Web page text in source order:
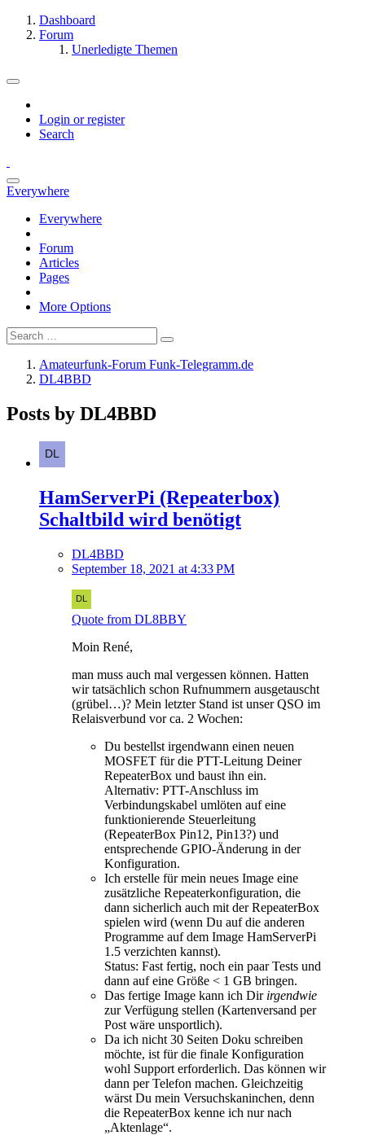
Dashboard
Forum
Unerledigte Themen
Login or register
Search
Everywhere
Everywhere
Forum
Articles
Pages
More Options
Amateurfunk-Forum Funk-Telegramm.de
DL4BBD
Posts by DL4BBD
HamServerPi (Repeaterbox)
Schaltbild wird benötigt
DL4BBD
September 18, 2021 at 4:33 PM
Quote from DL8BBY
Moin René,
man muss auch mal vergessen können. Hatten
wir tatsächlich schon Rufnummern ausgetauscht
(grübel…)? Mein letzter Stand ist unser QSO im
Relaisverbund vor ca. 2 Wochen:
Du bestellst irgendwann einen neuen
MOSFET für die PTT-Leitung Deiner
RepeaterBox und baust ihn ein.
Alternativ: PTT-Anschluss im
Verbindungskabel umlöten auf eine
funktionierende Steuerleitung
(RepeaterBox Pin12, Pin13?) und
entsprechende GPIO-Änderung in der
Konfiguration.
Ich erstelle für mein neues Image eine
zusätzliche Repeaterkonfiguration, die
dann sicherlich auch mit der RepeaterBox
spielen wird (wenn Du auf die anderen
Programme auf dem Image HamServerPi
1.5 verzichten kannst).
Status: Fast fertig, noch ein paar Tests und
dann auf eine Größe < 1 GB bringen.
Das fertige Image kann ich Dir irgendwie
zur Verfügung stellen (Kartenversand per
Post wäre unsportlich).
Da ich nicht 30 Seiten Doku schreiben
möchte, ist für die finale Konfiguration
wohl Support erforderlich. Das können wir
dann per Telefon machen. Gleichzeitig
wärst Du mein Versuchskaninchen, denn
die RepeaterBox kenne ich nur nach
„Aktenlage“.